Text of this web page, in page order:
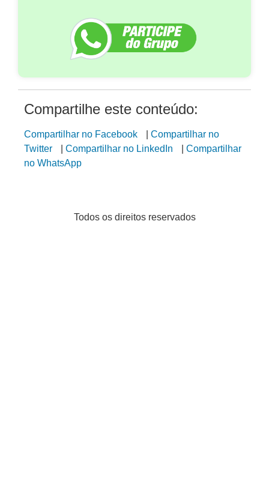
Compartilhe este conteúdo:
Compartilhar no Facebook
Compartilhar no
Twitter
Compartilhar no LinkedIn
Compartilhar
no WhatsApp
Todos os direitos reservados